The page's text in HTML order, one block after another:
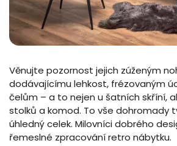
Věnujte pozornost jejich zúženým
dodávajícímu lehkost, frézovaným
čelům – a to nejen u šatních skříní,
stolků a komod. To vše dohromady
úhledný celek. Milovníci dobrého
řemeslné zpracování retro nábytku.